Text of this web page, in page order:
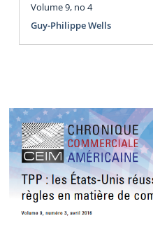
Volume 9, no 4
Guy-Philippe Wells